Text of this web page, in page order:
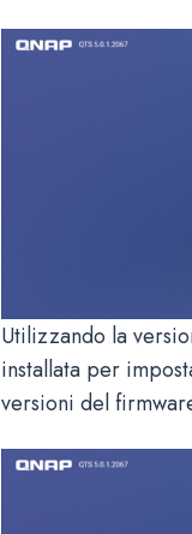
Utilizzando la
installata per
versioni del